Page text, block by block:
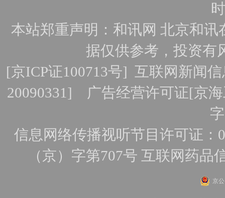
本站郑重声明：和讯网 北京和
据仅供参考，投资有
[京ICP证100713号]互联网新闻
20090331] 广告经营许可证[京
信息网络传播视听节目许可证：
（京）字第707号 互联网药品
京